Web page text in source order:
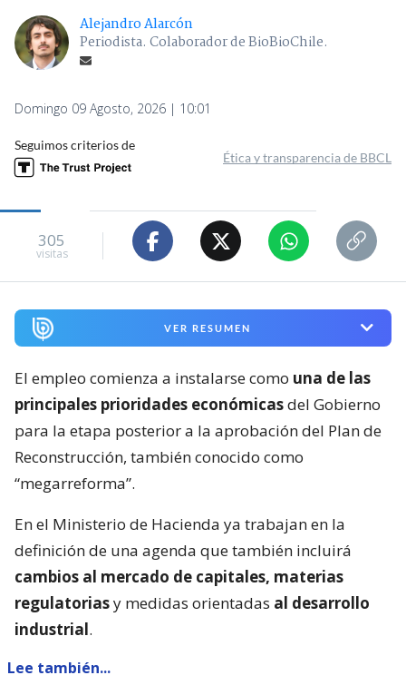
Alejandro Alarcón
Periodista. Colaborador de BioBioChile.
Domingo 09 Agosto, 2026 | 10:01
Seguimos criterios de
Ética y transparencia de BBCL
305
visitas
VER RESUMEN
El empleo comienza a instalarse como una de las
principales prioridades económicasdel Gobierno
para la etapa posterior a la aprobación del Plan de
Reconstrucción, también conocido como
“megarreforma”.
En el Ministerio de Hacienda ya trabajan en la
definición de una agenda que también incluirá
cambios al mercado de capitales, materias
regulatoriasy medidas orientadas al desarrollo
industrial.
Lee también...